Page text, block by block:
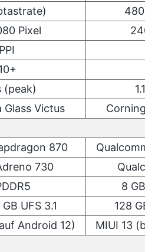
Pixel
(peak)
Glass Victus
870
730
8
UFS 3.1
128
Android 12)
MIUI 13